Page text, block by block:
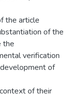
the article
of the
the
verification
of
of their